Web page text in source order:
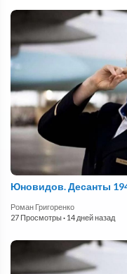
Юновидов. Десанты
Роман Григоренко
27 Просмотры· 14 дней назад